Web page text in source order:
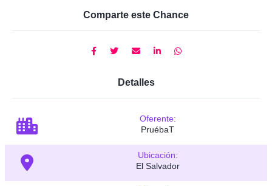
Comparte este Chance
Detalles
Oferente:
PruébaT
Ubicación:
El Salvador